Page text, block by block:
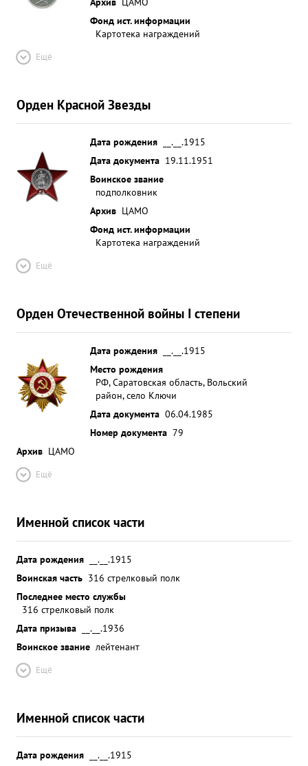
Фонд ист. информации
Картотека награждений
Ещё
Орден Красной Звезды
Дата рождения
__.__.1915
Дата документа 19.11.1951
Воинское звание
подполковник
Архив ЦАМО
Фонд ист. информации
Картотека награждений
Ещё
Орден Отечественной войны I степени
Дата рождения
__.__.1915
Место рождения
РФ, Саратовская область, Вольский
район, село Ключи
Дата документа 06.04.1985
Номер документа 79
Архив ЦАМО
Ещё
Именной список части
Дата рождения
__.__.1915
Воинская часть 316 стрелковый полк
Последнее место службы
316 стрелковый полк
Дата призыва
__.__.1936
Воинское звание лейтенант
Ещё
Именной список части
Дата рождения
__.__.1915